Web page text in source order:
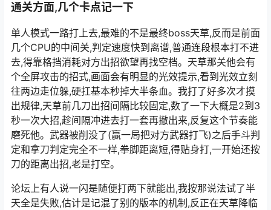
通关方面,几个卡点记一下
单人模式一路打上去,最难的不是最终boss天草,反而是前面
几个CPU的中间关,判定速度快到离谱,普通连段根本打不进
去,得靠格挡消耗对方出招欲望再找空档。天草那关他会有
个全屏攻击的招式,画面会有明显的光效提示,看到光效立刻
往两边走位躲,硬扛基本秒掉大半条血。我打了好多次才摸
出规律,天草前几刀出招间隔比较固定,数了一下大概是2到3
秒一次大招,趁间隔冲进去打一套再撤出来,反复这个节奏能
磨死他。武器被削没了(赢一局把对方武器打飞)之后手斗判
定和拿刀判定完全不一样,拳脚距离短,得贴身打,一开始还按
刀的距离出招,老是打空。
论坛上有人说一闪是随便打两下就能出,我按那说法试了半
天全是失败,估计是记混了别的版本的机制,反正在天草降临